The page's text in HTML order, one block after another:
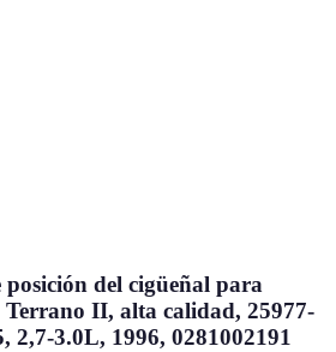
posición del cigüeñal para
II, alta calidad, 25977-
2,7-3.0L, 1996, 0281002191